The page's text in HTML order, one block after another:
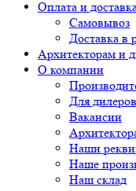
Оплата и доставка
Самовывоз
Доставка в
Архитекторам и
О компании
Для дилеров
Вакансии
Наши
Наше
Наш склад